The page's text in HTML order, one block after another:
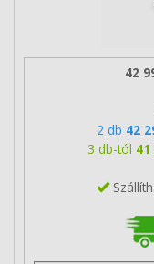
42
2 db 42
3 db-tól 41